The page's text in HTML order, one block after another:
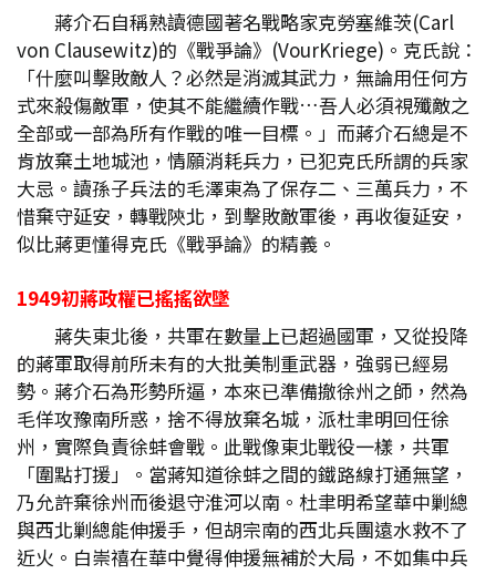
蔣介石自稱熟讀德國著名戰略家克勞塞維茨(Carl
von Clausewitz)的《戰爭論》(VourKriege)。克氏說：
「什麼叫擊敗敵人？必然是消滅其武力，無論用任何方
式來殺傷敵軍，使其不能繼續作戰…吾人必須視殲敵之
全部或一部為所有作戰的唯一目標。」而蔣介石總是不
肯放棄土地城池，情願消耗兵力，已犯克氏所謂的兵家
大忌。讀孫子兵法的毛澤東為了保存二、三萬兵力，不
惜棄守延安，轉戰陝北，到擊敗敵軍後，再收復延安，
似比蔣更懂得克氏《戰爭論》的精義。
1949初蔣政權已搖搖欲墜
蔣失東北後，共軍在數量上已超過國軍，又從投降
的蔣軍取得前所未有的大批美制重武器，強弱已經易
勢。蔣介石為形勢所逼，本來已準備撤徐州之師，然為
毛佯攻豫南所惑，捨不得放棄名城，派杜聿明回任徐
州，實際負責徐蚌會戰。此戰像東北戰役一樣，共軍
「圍點打援」。當蔣知道徐蚌之間的鐵路線打通無望，
乃允許棄徐州而後退守淮河以南。杜聿明希望華中剿總
與西北剿總能伸援手，但胡宗南的西北兵團遠水救不了
近火。白崇禧在華中覺得伸援無補於大局，不如集中兵